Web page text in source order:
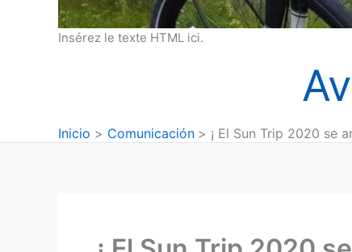
Insérez le texte HTML ici.
Inicio Comunicación ¡ El Sun Trip 2020 se